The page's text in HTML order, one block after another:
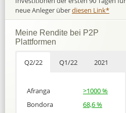
neue Anleger überdiesen Link*
Meine Rendite bei P2P
Plattformen
Q2/22 Q1/22 2021
Afranga
>1000 %
Bondora
68,6 %